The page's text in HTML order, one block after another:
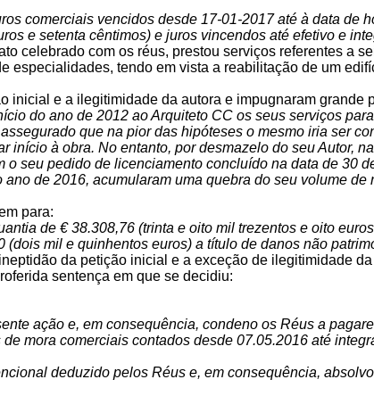
comerciais vencidos desde 17-01-2017 até à data de
e setenta cêntimos) e juros vincendos até efetivo e
celebrado com os réus, prestou serviços referentes a
especialidades, tendo em vista a reabilitação de um
inicial e a ilegitimidade da autora e impugnaram grande
do ano de 2012 ao Arquiteto CC os seus serviços
que na pior das hipóteses o mesmo iria ser
início à obra. No entanto, por desmazelo do seu Autor,
seu pedido de licenciamento concluído na data de 30
de 2016, acumularam uma quebra do seu volume de
para:
de € 38.308,76 (trinta e oito mil trezentos e oito
mil e quinhentos euros) a título de danos não
da petição inicial e a exceção de ilegitimidade da
sentença em que se decidiu:
ação e, em consequência, condeno os Réus a
mora comerciais contados desde 07.05.2016 até
deduzido pelos Réus e, em consequência,